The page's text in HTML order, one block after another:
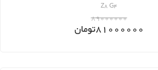
Z8 G4
89000000
81000000تومان